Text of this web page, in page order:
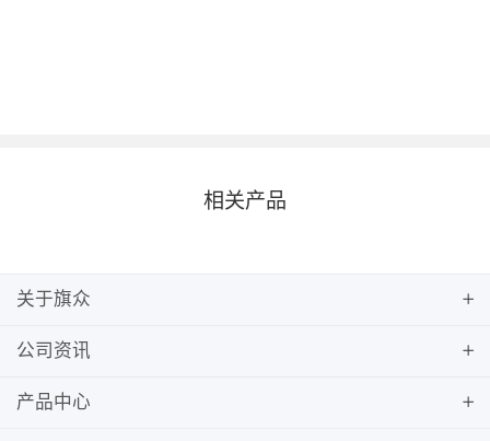
相关产品
关于旗众
公司资讯
产品中心